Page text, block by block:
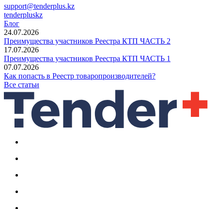
support@tenderplus.kz
tenderpluskz
Блог
24.07.2026
Преимущества участников Реестра КТП ЧАСТЬ 2
17.07.2026
Преимущества участников Реестра КТП ЧАСТЬ 1
07.07.2026
Как попасть в Реестр товаропроизводителей?
Все статьи